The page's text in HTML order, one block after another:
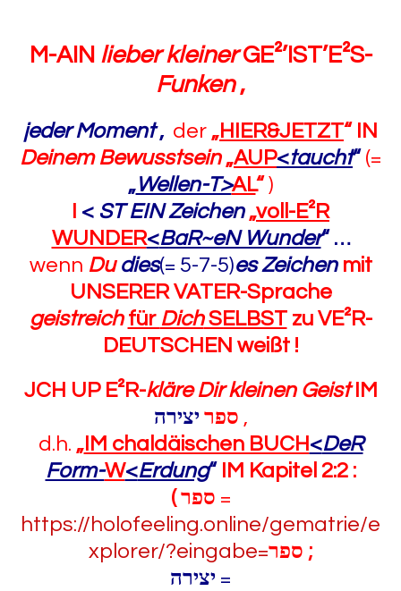
M-AIN lieber kleinerGE²’IST’E²S-
Funken,
jeder Moment, der „HIER&JETZT“ IN
Deinem Bewusstsein „AUP<taucht“ (=
„Wellen-T>AL“ )
< ST EIN Zeichen „voll-E²R
WUNDER<BaR~eN Wunder“ …
wenn Du dies(= 5-7-5)es Zeichen mit
UNSERER VATER-Sprache
geistreich für DichSELBSTzu VE²R-
DEUTSCHEN weißt !
JCH UP E²R-kläre Dir kleinen GeistIM
ספר ,
d.h. „IM chaldäischen BUCH <DeR
Form-W<Erdung“ IM Kapitel 2:2 :
(ספר =
https://holofeeling.online/gematrie/e
xplorer/?eingabe=ספר ;
יצירה =